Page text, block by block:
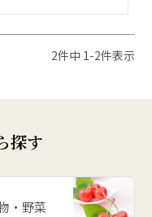
2件中 1 -2件表示
探す
・野菜